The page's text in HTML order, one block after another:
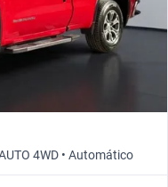
4WD • Automático